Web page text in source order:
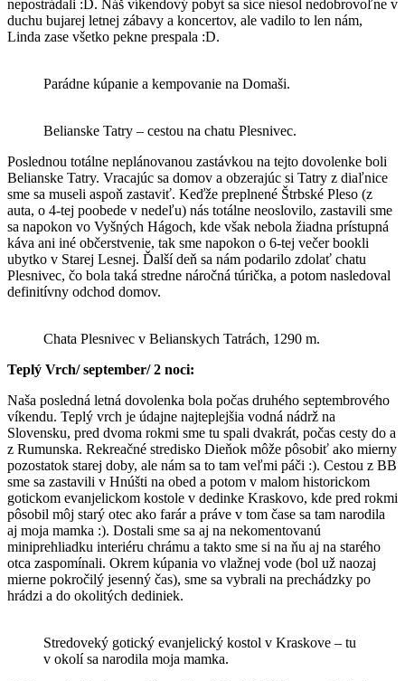
nepostrádali :D. Náš víkendový pobyt sa síce niesol nedobrovoľne v
duchu bujarej letnej zábavy a koncertov, ale vadilo to len nám,
Linda zase všetko pekne prespala :D.
Parádne kúpanie a kempovanie na Domaši.
Belianske Tatry – cestou na chatu Plesnivec.
Poslednou totálne neplánovanou zastávkou na tejto dovolenke boli
Belianske Tatry. Vracajúc sa domov a obzerajúc si Tatry z diaľnice
sme sa museli aspoň zastaviť. Keďže preplnené Štrbské Pleso (z
auta, o 4-tej poobede v nedeľu) nás totálne neoslovilo, zastavili sme
sa napokon vo Vyšných Hágoch, kde však nebola žiadna prístupná
káva ani iné občerstvenie, tak sme napokon o 6-tej večer bookli
ubytko v Starej Lesnej. Ďalší deň sa nám podarilo zdolať chatu
Plesnivec, čo bola taká stredne náročná túrička, a potom nasledoval
definitívny odchod domov.
Chata Plesnivec v Belianskych Tatrách, 1290 m.
Teplý Vrch/ september/ 2 noci:
Naša posledná letná dovolenka bola počas druhého septembrového
víkendu. Teplý vrch je údajne najteplejšia vodná nádrž na
Slovensku, pred dvoma rokmi sme tu spali dvakrát, počas cesty do a
z Rumunska. Rekreačné stredisko Dieňok môže pôsobiť ako mierny
pozostatok starej doby, ale nám sa to tam veľmi páči :). Cestou z BB
sme sa zastavili v Hnúšti na obed a potom v malom historickom
gotickom evanjelickom kostole v dedinke Kraskovo, kde pred rokmi
pôsobil môj starý otec ako farár a práve v tom čase sa tam narodila
aj moja mamka :). Dostali sme sa aj na nekomentovanú
miniprehliadku interiéru chrámu a takto sme si na ňu aj na starého
otca zaspomínali. Okrem kúpania vo vlažnej vode (bol už naozaj
mierne pokročilý jesenný čas), sme sa vybrali na prechádzky po
hrádzi a do okolitých dediniek.
Stredoveký gotický evanjelický kostol v Kraskove – tu
v okolí sa narodila moja mamka.